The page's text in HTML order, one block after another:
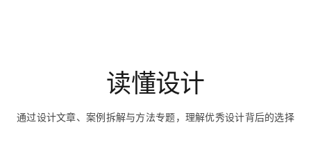
读懂设计
通过设计文章、案例拆解与方法专题，理解优秀设计背后的选择